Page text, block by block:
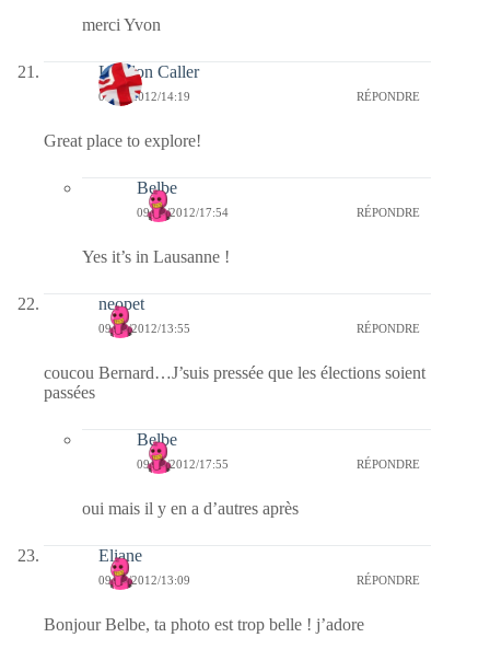
merci Yvon
London Caller
09/02/2012/14:19 RÉPONDRE
Great place to explore!
Belbe
09/02/2012/17:54 RÉPONDRE
Yes it’s in Lausanne !
neopet
09/02/2012/13:55 RÉPONDRE
coucou Bernard…J’suis pressée que les élections soient
passées
Belbe
09/02/2012/17:55 RÉPONDRE
oui mais il y en a d’autres après
Eliane
09/02/2012/13:09 RÉPONDRE
Bonjour Belbe, ta photo est trop belle ! j’adore